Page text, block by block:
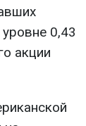
0,43
акции